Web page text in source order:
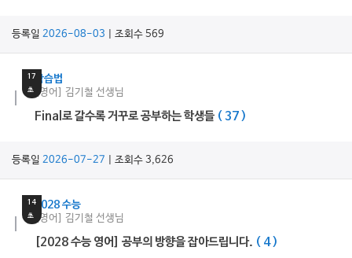
등록일 2026-08-03 | 조회수 569
17
초
학습법
[영어] 김기철 선생님
Final로 갈수록 거꾸로 공부하는 학생들 ( 37 )
등록일 2026-07-27 | 조회수 3,626
14
초
2028 수능
[영어] 김기철 선생님
[2028 수능 영어] 공부의 방향을 잡아드립니다. ( 4 )